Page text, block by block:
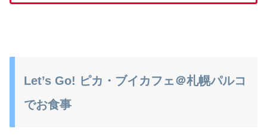
Let’s Go! ピカ・ブイカフェ＠札幌パルコ
でお食事